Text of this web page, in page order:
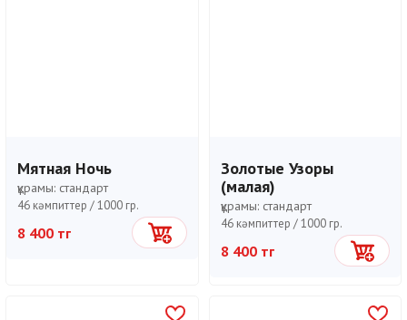
Мятная Ночь
құрамы: стандарт
46 кәмпиттер /1000 гр.
8 400 тг Себетке
Золотые Узоры
(малая)
құрамы: стандарт
46 кәмпиттер /1000 гр.
8 400 тг Себетке